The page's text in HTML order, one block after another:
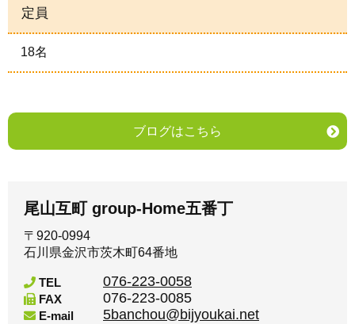
定員
18名
ブログはこちら
尾山互町 group-Home五番丁
〒920-0994
石川県金沢市茨木町64番地
TEL 076-223-0058
FAX 076-223-0085
E-mail 5banchou@bijyoukai.net